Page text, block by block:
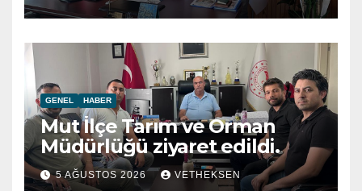
GENEL HABER
Mut İlçe Tarım ve Orman
Müdürlüğü ziyaret edildi.
5 AĞUSTOS 2026 VETHEKSEN